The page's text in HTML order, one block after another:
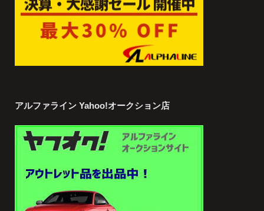
アルファライン Yahoo!オークション店